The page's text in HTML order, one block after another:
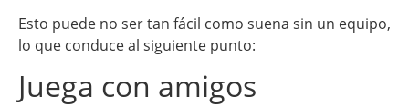
Esto puede no ser tan fácil como suena sin un equipo,
lo que conduce al siguiente punto:
Juega con amigos